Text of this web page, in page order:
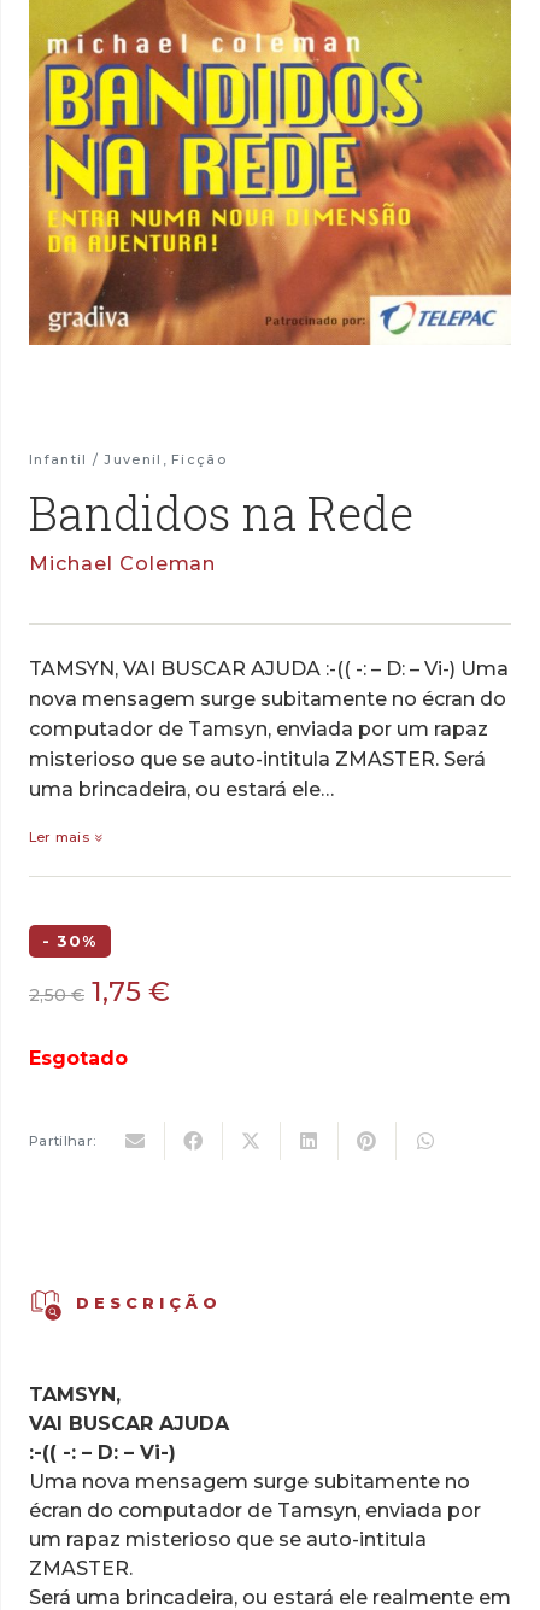
Infantil / Juvenil , Ficção
Bandidos na Rede
Michael Coleman
TAMSYN, VAI BUSCAR AJUDA :-(( -: – D: – Vi-) Uma
nova mensagem surge subitamente no écran do
computador de Tamsyn, enviada por um rapaz
misterioso que se auto-intitula ZMASTER. Será
uma brincadeira, ou estará ele…
Ler mais
- 30%
2,50€ O
original
1,75 €
Esgotado
Partilhar:
DESCRIÇÃO
TAMSYN,
VAI BUSCAR AJUDA
:-(( -: – D: – Vi-)
Uma nova mensagem surge subitamente no
écran do computador de Tamsyn, enviada por
um rapaz misterioso que se auto-intitula
ZMASTER.
Será uma brincadeira, ou estará ele realmente em